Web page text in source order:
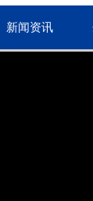
新闻资讯